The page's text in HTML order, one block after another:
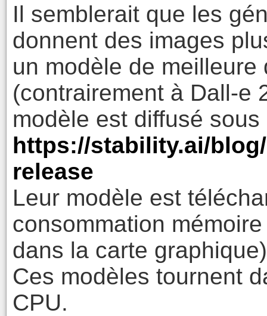
Il semblerait que les
donnent des images
un modèle de
(contrairement à Dall-e
modèle est diffusé
https://stability.ai/
release
Leur modèle est
consommation
dans la carte
Ces modèles tournent
CPU.